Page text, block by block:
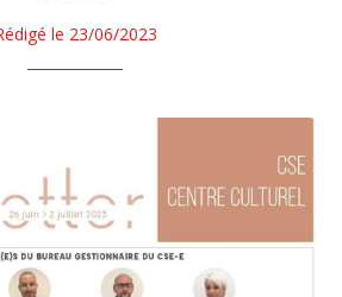
le 23/06/2023